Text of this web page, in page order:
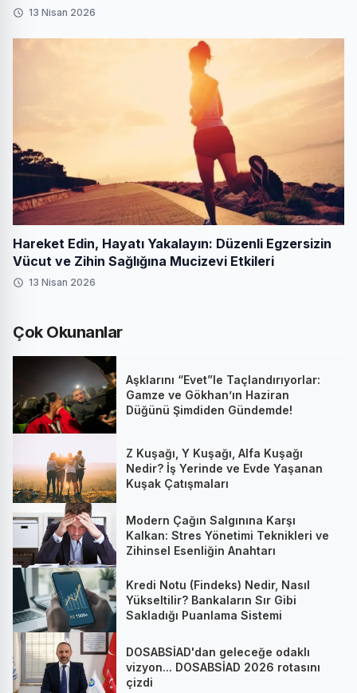
13 Nisan 2026
Hareket Edin, Hayatı Yakalayın: Düzenli Egzersizin
Vücut ve Zihin Sağlığına Mucizevi Etkileri
13 Nisan 2026
Çok Okunanlar
Aşklarını “Evet”le Taçlandırıyorlar:
Gamze ve Gökhan’ın Haziran
Düğünü Şimdiden Gündemde!
Z Kuşağı, Y Kuşağı, Alfa Kuşağı
Nedir? İş Yerinde ve Evde Yaşanan
Kuşak Çatışmaları
Modern Çağın Salgınına Karşı
Kalkan: Stres Yönetimi Teknikleri ve
Zihinsel Esenliğin Anahtarı
Kredi Notu (Findeks) Nedir, Nasıl
Yükseltilir? Bankaların Sır Gibi
Sakladığı Puanlama Sistemi
DOSABSİAD'dan geleceğe odaklı
vizyon... DOSABSİAD 2026 rotasını
çizdi